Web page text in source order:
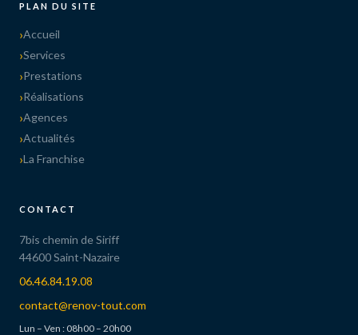
PLAN DU SITE
Accueil
Services
Prestations
Réalisations
Agences
Actualités
La Franchise
CONTACT
7bis chemin de Siriff
44600 Saint-Nazaire
06.46.84.19.08
contact@renov-tout.com
Lun – Ven : 08h00 – 20h00